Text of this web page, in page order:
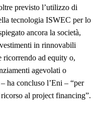
previsto l’utilizzo di
tecnologia ISWEC per lo
ancora la società,
in rinnovabili
ricorrendo ad equity o,
agevolati o
ha concluso l’Eni – “per
al project financing”.